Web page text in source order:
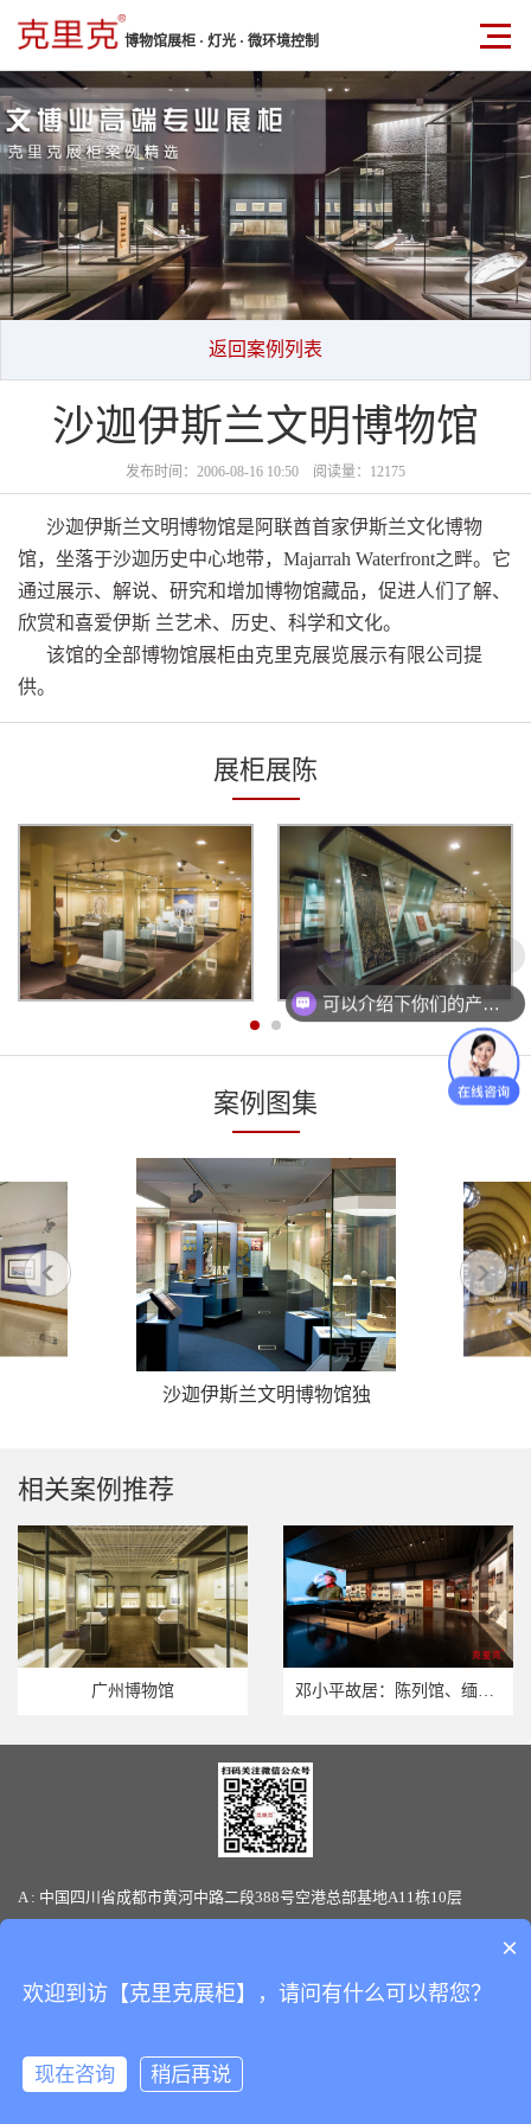
博物馆展柜 · 灯光 · 微环境控制
返回案例列表
沙迦伊斯兰文明博物馆
发布时间：2006-08-16 10:50 阅读量：12175
沙迦伊斯兰文明博物馆是阿联酋首家伊斯兰文化博物
馆，坐落于沙迦历史中心地带，Majarrah Waterfront之畔。它
通过展示、解说、研究和增加博物馆藏品，促进人们了解、
欣赏和喜爱伊斯 兰艺术、历史、科学和文化。
该馆的全部博物馆展柜由克里克展览展示有限公司提
供。
展柜展陈
案例图集
沙迦伊斯兰文明博物馆独
相关案例推荐
广州博物馆 邓小平故居：陈列馆、缅怀馆
A : 中国四川省成都市黄河中路二段388号空港总部基地A11栋10层
Copyright © 版权所有：四川克里克展览展示有限公司All Rights
备案号：蜀ICP备17043519号-1
克里克17年专业 博物馆展柜，文物展柜
可以介绍下你们的产品么？
现在有优惠活动么？
×
欢迎到访【克里克展柜】，请问有什么可以帮您？
现在咨询 稍后再说